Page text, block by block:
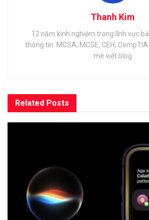
Thanh Kim
12 năm kinh nghiệm trong lĩnh vực
thông tin: MCSA, MCSE, CEH,
mê viết blog
Related Posts